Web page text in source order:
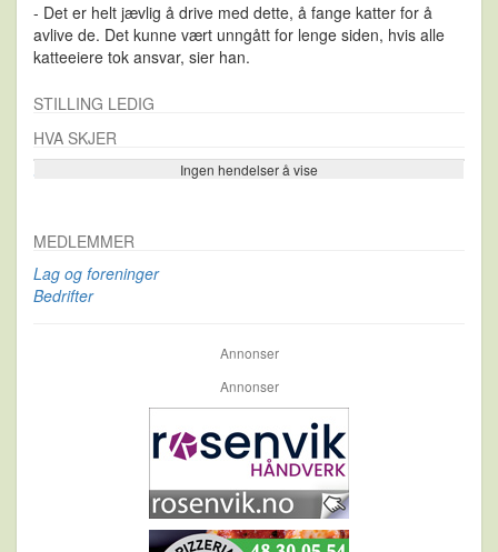
- Det er helt jævlig å drive med dette, å fange katter for å
avlive de. Det kunne vært unngått for lenge siden, hvis alle
katteeiere tok ansvar, sier han.
STILLING LEDIG
HVA SKJER
Ingen hendelser å vise
Se flere…
MEDLEMMER
Lag og foreninger
Bedrifter
Annonser
Annonser